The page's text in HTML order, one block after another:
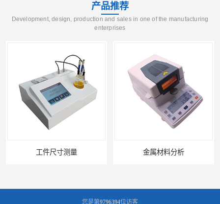
产品推荐
Development, design, production and sales in one of the manufacturing
enterprises
工件尺寸测量 金属材料分析
您是第9796394位访客